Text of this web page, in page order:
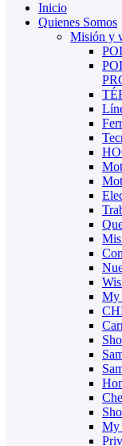
Inicio
Quienes Somos
Misión y
My
My